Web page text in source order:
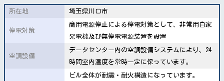
所在地 埼玉県川口市
停電対策
商用電源停止による停電対策として、非常用自家
発電機及び無停電電源装置を設置
空調設備
データセンター内の空調設備システムにより、24
時間室内温度を常時一定に保っています。
ビル全体が耐震・耐火構造になっています。